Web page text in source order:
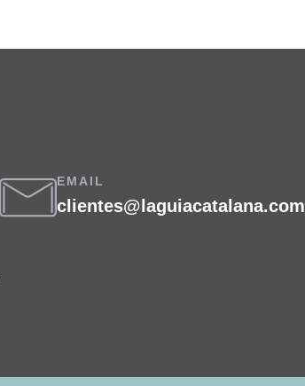
EMAIL
clientes@laguiacatalana.com